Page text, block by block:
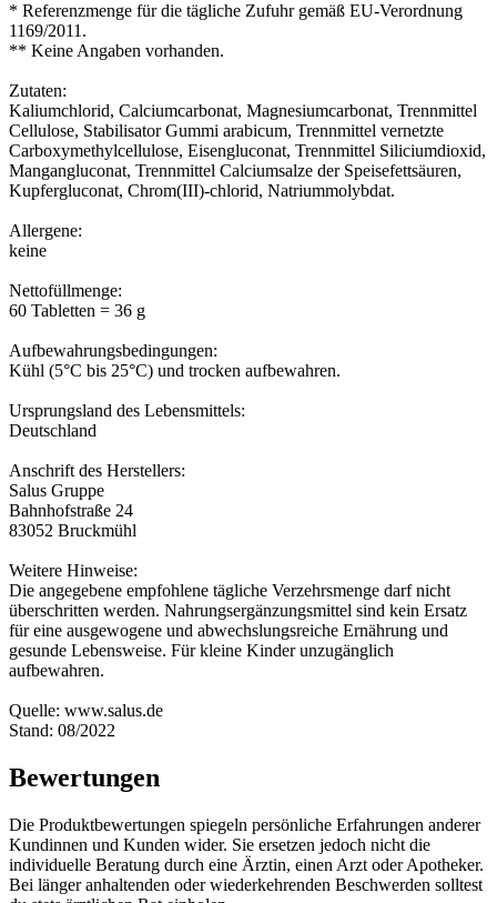
* Referenzmenge für die tägliche Zufuhr gemäß EU-Verordnung
1169/2011.
** Keine Angaben vorhanden.
Zutaten:
Kaliumchlorid, Calciumcarbonat, Magnesiumcarbonat, Trennmittel
Cellulose, Stabilisator Gummi arabicum, Trennmittel vernetzte
Carboxymethylcellulose, Eisengluconat, Trennmittel Siliciumdioxid,
Mangangluconat, Trennmittel Calciumsalze der Speisefettsäuren,
Kupfergluconat, Chrom(III)-chlorid, Natriummolybdat.
Allergene:
keine
Nettofüllmenge:
60 Tabletten = 36 g
Aufbewahrungsbedingungen:
Kühl (5°C bis 25°C) und trocken aufbewahren.
Ursprungsland des Lebensmittels:
Deutschland
Anschrift des Herstellers:
Salus Gruppe
Bahnhofstraße 24
83052 Bruckmühl
Weitere Hinweise:
Die angegebene empfohlene tägliche Verzehrsmenge darf nicht
überschritten werden. Nahrungsergänzungsmittel sind kein Ersatz
für eine ausgewogene und abwechslungsreiche Ernährung und
gesunde Lebensweise. Für kleine Kinder unzugänglich
aufbewahren.
Quelle: www.salus.de
Stand: 08/2022
Bewertungen
Die Produktbewertungen spiegeln persönliche Erfahrungen anderer
Kundinnen und Kunden wider. Sie ersetzen jedoch nicht die
individuelle Beratung durch eine Ärztin, einen Arzt oder Apotheker.
Bei länger anhaltenden oder wiederkehrenden Beschwerden solltest